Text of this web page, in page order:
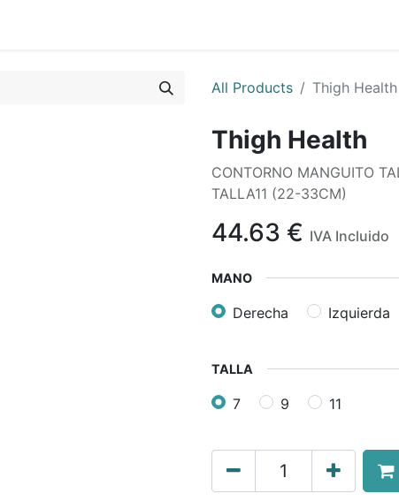
All Products Thigh Health
Thigh Health
CONTORNO MANGUITO
TALLA11 (22-33CM)
44.63 € IVA Incluido
MANO
Derecha Izquierda
TALLA
7 9 11